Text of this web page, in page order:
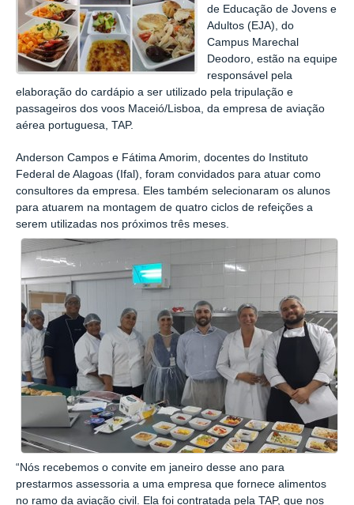
de Educação de Jovens e
Adultos (EJA), do
Campus Marechal
Deodoro, estão na equipe
responsável pela
elaboração do cardápio a ser utilizado pela tripulação e
passageiros dos voos Maceió/Lisboa, da empresa de aviação
aérea portuguesa, TAP.
Anderson Campos e Fátima Amorim, docentes do Instituto
Federal de Alagoas (Ifal), foram convidados para atuar como
consultores da empresa. Eles também selecionaram os alunos
para atuarem na montagem de quatro ciclos de refeições a
serem utilizadas nos próximos três meses.
“Nós recebemos o convite em janeiro desse ano para
prestarmos assessoria a uma empresa que fornece alimentos
no ramo da aviação civil. Ela foi contratada pela TAP, que nos